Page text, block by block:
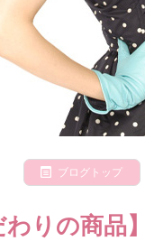
ブログトップ
わりの商